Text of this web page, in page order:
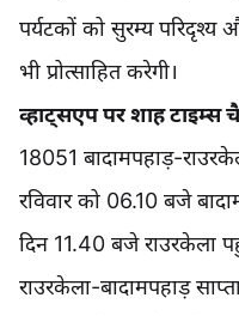
पर्यटकों को सुरम्य
भी प्रोत्साहित करेगी।
व्हाट्सएप पर शाह टाइम्स
18051 बादामपहाड़-
रविवार को 06.10 बजे
दिन 11.40 बजे राउरकेला
राउरकेला-बादामपहाड़